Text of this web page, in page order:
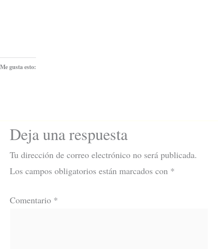
Me gusta esto:
Deja una respuesta
Tu dirección de correo electrónico no será publicada.
Los campos obligatorios están marcados con *
Comentario *